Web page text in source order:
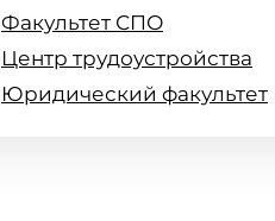
Факультет СПО
Центр трудоустройства
Юридический факультет